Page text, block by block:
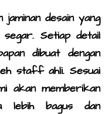
jaminan desain yang
segar. Setiap detail
dibuat dengan
staff ahli. Sesuai
akan memberikan
lebih bagus dan